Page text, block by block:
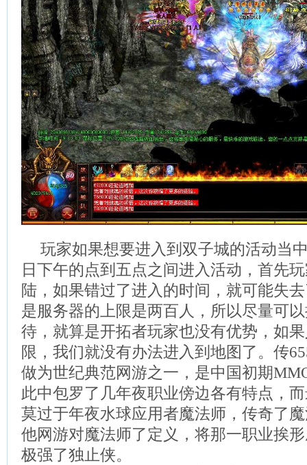
玩家如果想要进入到双子城的活动当
日下午的点到五点之间进入活动，首先
陆，如果错过了进入的时间，就可能失
是服务器的上限是两百人，所以尽量可
待，就算是开拓者玩家也没有优势，如
限，我们就没有办法进入到地图了。传
做为世纪典范网游之一，是中国初期
此中包罗了几年夜职业傍边各有特点，
莫过于年夜水球应用者魔法师，传奇了
他网游对魔法师了定义，将那一职业挨
极强了独止侠。